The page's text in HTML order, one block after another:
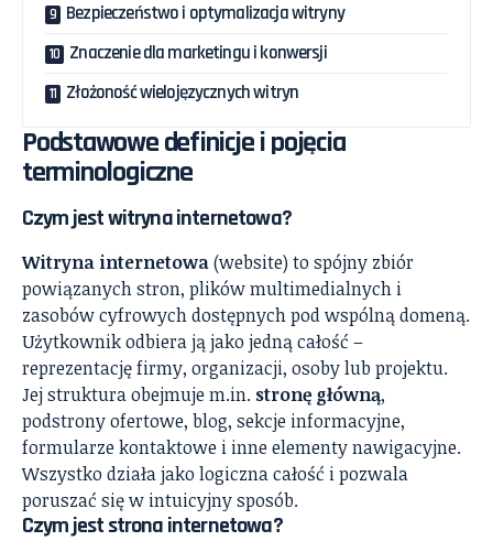
Bezpieczeństwo i optymalizacja witryny
Znaczenie dla marketingu i konwersji
Złożoność wielojęzycznych witryn
Podstawowe definicje i pojęcia
terminologiczne
Czym jest witryna internetowa?
Witryna internetowa(website) to spójny zbiór
powiązanych stron, plików multimedialnych i
zasobów cyfrowych dostępnych pod wspólną domeną.
Użytkownik odbiera ją jako jedną całość –
reprezentację firmy, organizacji, osoby lub projektu.
Jej struktura obejmuje m.in. stronę główną,
podstrony ofertowe, blog, sekcje informacyjne,
formularze kontaktowe i inne elementy nawigacyjne.
Wszystko działa jako logiczna całość i pozwala
poruszać się w intuicyjny sposób.
Czym jest strona internetowa?